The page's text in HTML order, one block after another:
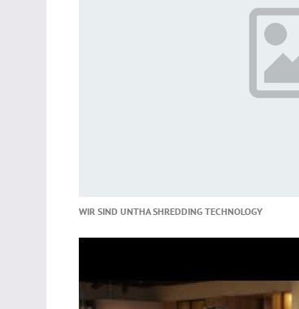
WIR SIND UNTHA SHREDDING TECHNOLOGY